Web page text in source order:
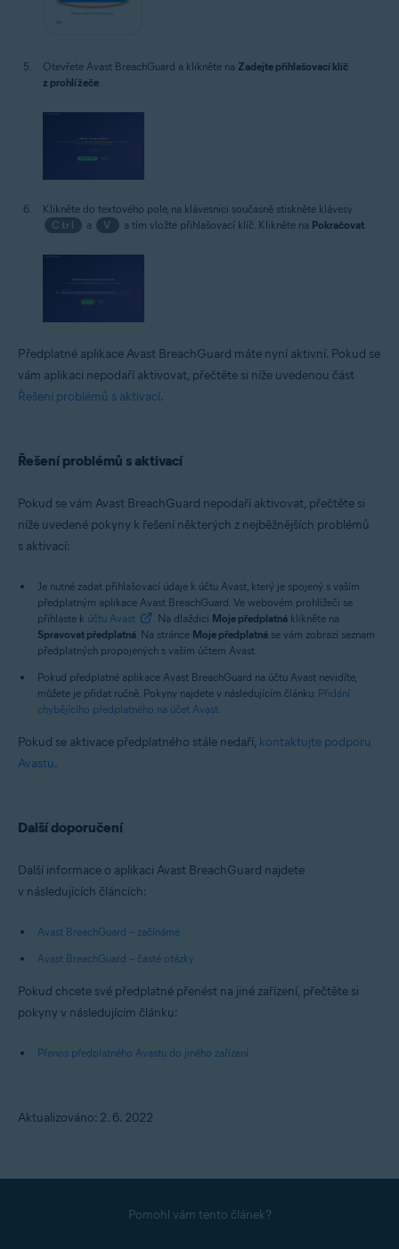
Otevřete Avast BreachGuard a klikněte na Zadejte přihlašovací klíč
z prohlížeče
Klikněte do textového pole, na klávesnici současně stiskněte klávesy
Ctrl
a V a tím vložte přihlašovací klíč. Klikněte na Pokračovat.
Předplatné aplikace Avast BreachGuard máte nyní aktivní. Pokud se
vám aplikaci nepodaří aktivovat, přečtěte si níže uvedenou část
Řešení problémů s aktivací.
Řešení problémů s aktivací
Pokud se vám Avast BreachGuard nepodaří aktivovat, přečtěte si
níže uvedené pokyny k řešení některých z nejběžnějších problémů
s aktivací:
Je nutné zadat přihlašovací údaje k účtu Avast, který je spojený s vaším
předplatným aplikace Avast BreachGuard. Ve webovém prohlížeči se
přihlaste k účtu Avast . Na dlaždici Moje předplatná klikněte na
Spravovat předplatná . Na stránce Moje předplatná se vám zobrazí seznam
předplatných propojených s vaším účtem Avast.
Pokud předplatné aplikace Avast BreachGuard na účtu Avast nevidíte,
můžete je přidat ručně. Pokyny najdete v následujícím článku: Přidání
chybějícího předplatného na účet Avast
Pokud se aktivace předplatného stále nedaří, kontaktujte podporu
Avastu.
Další doporučení
Další informace o aplikaci Avast BreachGuard najdete
v následujících článcích:
Avast BreachGuard – začínáme
Avast BreachGuard – časté otázky
Pokud chcete své předplatné přenést na jiné zařízení, přečtěte si
pokyny v následujícím článku:
Přenos předplatného Avastu do jiného zařízení
Aktualizováno: 2. 6. 2022
Pomohl vám tento článek?